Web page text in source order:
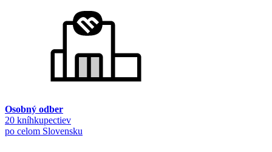
Osobný odber
20 kníhkupectiev
po celom Slovensku